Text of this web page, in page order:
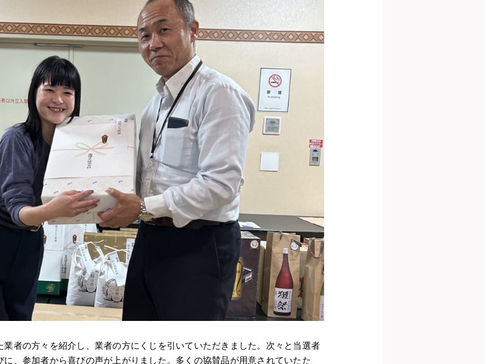
者の方々を紹介し、業者の方にくじを引いていただきました。次々と当選者
、参加者から喜びの声が上がりました。多くの協賛品が用意されていたた